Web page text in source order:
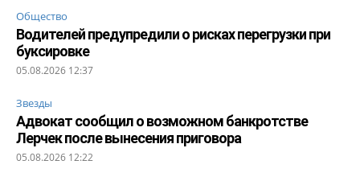
Общество
Водителей предупредили о рисках перегрузки при
буксировке
05.08.2026 12:37
Звезды
Адвокат сообщил о возможном банкротстве
Лерчек после вынесения приговора
05.08.2026 12:22